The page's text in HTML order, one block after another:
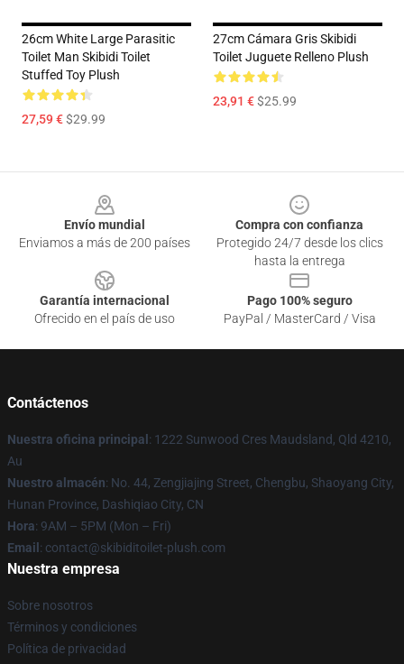
26cm White Large Parasitic
Toilet Man Skibidi Toilet
Stuffed Toy Plush
27,59 €$29.99
27cm Cámara Gris Skibidi
Toilet Juguete Relleno Plush
23,91 €$25.99
Envío mundial
Enviamos a más de 200 países
Compra con confianza
Protegido 24/7 desde los clics
hasta la entrega
Garantía internacional
Ofrecido en el país de uso
Pago 100% seguro
PayPal / MasterCard / Visa
Contáctenos
Nuestra oficina principal : 1222 Sunwood Cres Maudsland, Qld 4210,
Au
Nuestro almacén: No. 44, Zengjiajing Street, Chengbu, Shaoyang City,
Hunan Province, Dashiqiao City, CN
Hora: 9AM – 5PM (Mon – Fri)
Email : contact@skibiditoilet-plush.com
Nuestra empresa
Sobre nosotros
Términos y condiciones
Política de privacidad